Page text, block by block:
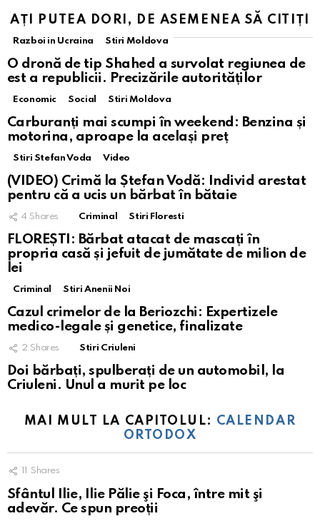
AȚI PUTEA DORI, DE ASEMENEA SĂ CITIȚI
Razboi in Ucraina Stiri Moldova
O dronă de tip Shahed a survolat regiunea de
est a republicii. Precizările autorităților
Economic Social Stiri Moldova
Carburanți mai scumpi în weekend: Benzina și
motorina, aproape la același preț
Stiri Stefan Voda Video
(VIDEO) Crimă la Ștefan Vodă: Individ arestat
pentru că a ucis un bărbat în bătaie
4 Shares Criminal Stiri Floresti
FLOREȘTI: Bărbat atacat de mascați în
propria casă și jefuit de jumătate de milion de
lei
Criminal Stiri Anenii Noi
Cazul crimelor de la Beriozchi: Expertizele
medico-legale și genetice, finalizate
2 Shares Stiri Criuleni
Doi bărbați, spulberați de un automobil, la
Criuleni. Unul a murit pe loc
MAI MULT LA CAPITOLUL: CALENDAR
ORTODOX
11 Shares
Sfântul Ilie, Ilie Pălie şi Foca, între mit şi
adevăr. Ce spun preoții